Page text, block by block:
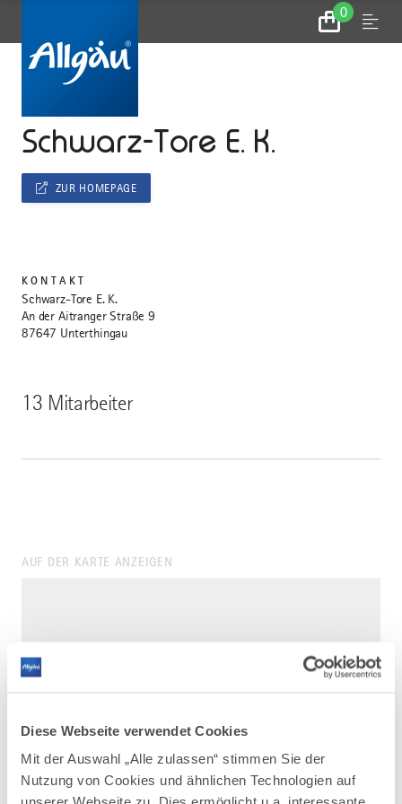
Diese Webseite verwendet Cookies
Mit der Auswahl „Alle zulassen“ stimmen Sie der
Nutzung von Cookies und ähnlichen Technologien auf
0
Zum
Warenkorb
Menu
Schwarz-Tore E. K.
13 Mitarbeiter
ZUR HOMEPAGE
KONTAKT
Schwarz-Tore E. K.
An der Aitranger Straße 9
87647 Unterthingau
AUF DER KARTE ANZEIGEN